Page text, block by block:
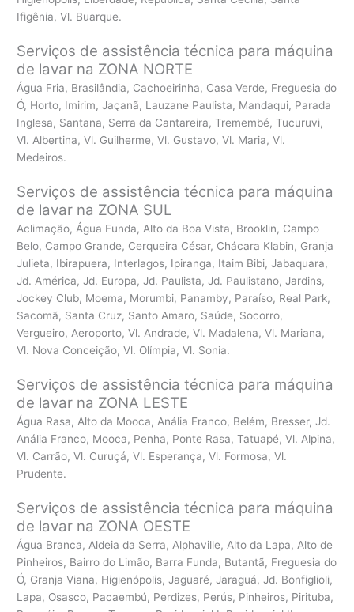
Ifigênia, Vl. Buarque.
Serviços de assistência técnica para máquina
de lavar na ZONA NORTE
Água Fria, Brasilândia, Cachoeirinha, Casa Verde, Freguesia do
Ó, Horto, Imirim, Jaçanã, Lauzane Paulista, Mandaqui, Parada
Inglesa, Santana, Serra da Cantareira, Tremembé, Tucuruvi,
Vl. Albertina, Vl. Guilherme, Vl. Gustavo, Vl. Maria, Vl.
Medeiros.
Serviços de assistência técnica para máquina
de lavar na ZONA SUL
Aclimação, Água Funda, Alto da Boa Vista, Brooklin, Campo
Belo, Campo Grande, Cerqueira César, Chácara Klabin, Granja
Julieta, Ibirapuera, Interlagos, Ipiranga, Itaim Bibi, Jabaquara,
Jd. América, Jd. Europa, Jd. Paulista, Jd. Paulistano, Jardins,
Jockey Club, Moema, Morumbi, Panamby, Paraíso, Real Park,
Sacomã, Santa Cruz, Santo Amaro, Saúde, Socorro,
Vergueiro, Aeroporto, Vl. Andrade, Vl. Madalena, Vl. Mariana,
Vl. Nova Conceição, Vl. Olímpia, Vl. Sonia.
Serviços de assistência técnica para máquina
de lavar na ZONA LESTE
Água Rasa, Alto da Mooca, Anália Franco, Belém, Bresser, Jd.
Anália Franco, Mooca, Penha, Ponte Rasa, Tatuapé, Vl. Alpina,
Vl. Carrão, Vl. Curuçá, Vl. Esperança, Vl. Formosa, Vl.
Prudente.
Serviços de assistência técnica para máquina
de lavar na ZONA OESTE
Água Branca, Aldeia da Serra, Alphaville, Alto da Lapa, Alto de
Pinheiros, Bairro do Limão, Barra Funda, Butantã, Freguesia do
Ó, Granja Viana, Higienópolis, Jaguaré, Jaraguá, Jd. Bonfiglioli,
Lapa, Osasco, Pacaembú, Perdizes, Perús, Pinheiros, Pirituba,